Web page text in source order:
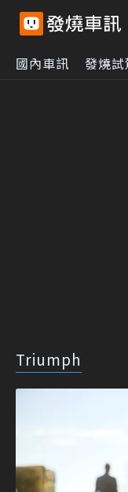
國內車訊 發燒試
Triumph